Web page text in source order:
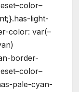
light-
color: var(–
border-
pale-cyan-